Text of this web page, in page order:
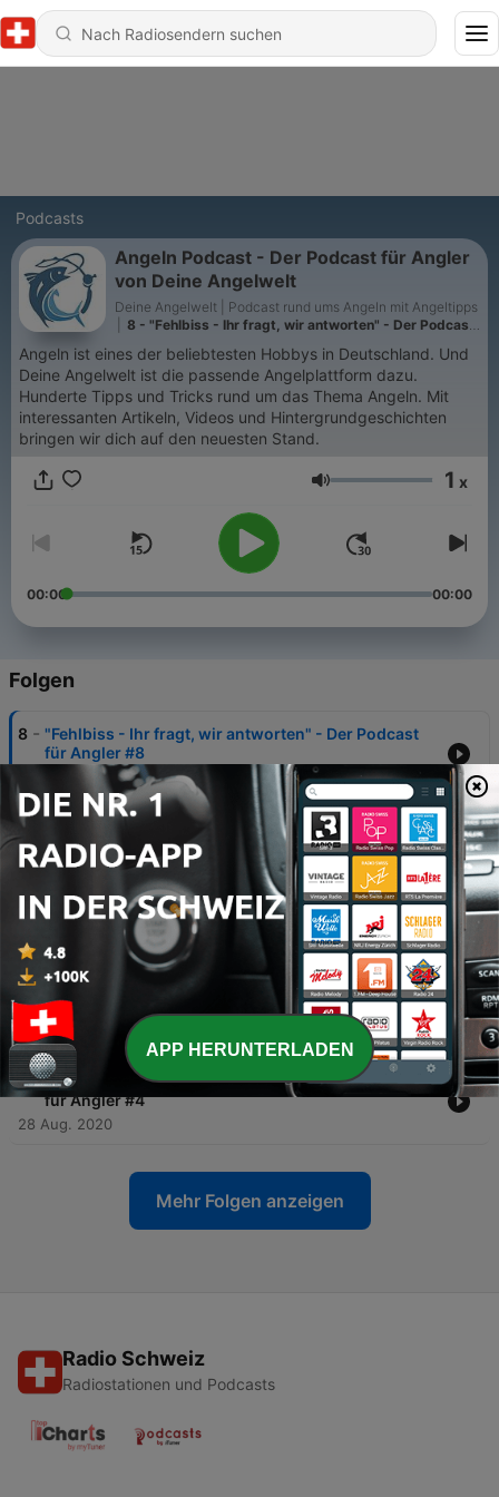
Podcasts
Angeln Podcast - Der Podcast für Angler
von Deine Angelwelt
Deine Angelwelt | Podcast rund ums Angeln mit Angeltipps
8 - "Fehlbiss - Ihr fragt, wir antworten" - Der Podcast
Angeln ist eines der beliebtesten Hobbys in Deutschland. Und
Deine Angelwelt ist die passende Angelplattform dazu.
Hunderte Tipps und Tricks rund um das Thema Angeln. Mit
interessanten Artikeln, Videos und Hintergrundgeschichten
bringen wir dich auf den neuesten Stand.
Lautstärke 1 x
00:00 00:00
Folgen
8 - "Fehlbiss - Ihr fragt, wir antworten" - Der Podcast
für Angler #8
15 Okt. 2020
7 - "Fehlbiss - Ihr fragt, wir antworten" - Der Podcast
für Angler #7
23 Sep. 2020
- "Fehlbiss - Ihr fragt, wir antworten" - Der Podcast
für Angler #6
12 Sep. 2020
"Fehlbiss - Ihr fragt, wir antworten" - Der Podcast
für Angler #5
04 Sep. 2020
4 - "Fehlbiss - Ihr fragt, wir antworten" - Der Podcast
für Angler #4
28 Aug. 2020
Mehr Folgen anzeigen
Radio Schweiz
Radiostationen und Podcasts
APP HERUNTERLADEN